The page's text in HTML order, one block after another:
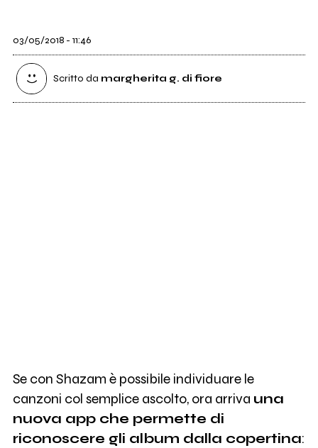
03/05/2018 - 11:46
Scritto da margherita g. di fiore
Se con Shazam è possibile individuare le
canzoni col semplice ascolto, ora arriva una
nuova app che permette di
riconoscere gli album dalla copertina: